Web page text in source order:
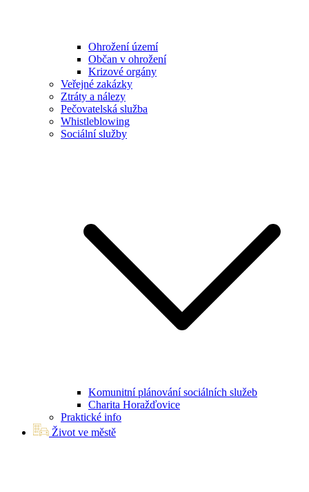
Ohrožení území
Občan v ohrožení
Krizové orgány
Veřejné zakázky
Ztráty a nálezy
Pečovatelská služba
Whistleblowing
Sociální služby
Komunitní plánování sociálních služeb
Charita Horažďovice
Praktické info
Život ve městě